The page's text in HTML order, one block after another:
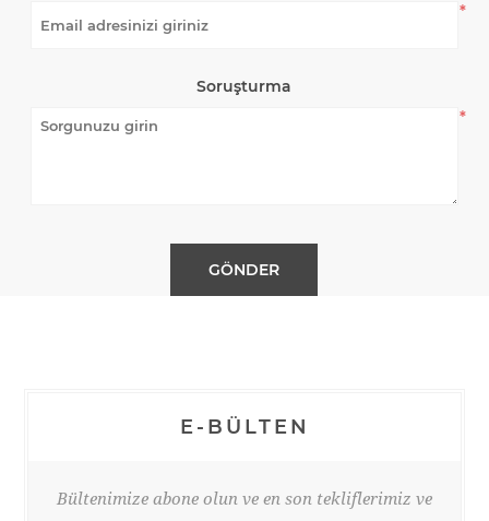
*
Soruşturma
*
E-BÜLTEN
Bültenimize abone olun ve en son tekliflerimiz ve